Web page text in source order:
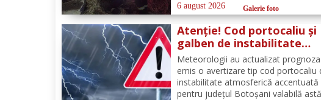
scurt timp, pompierii din cadrul
de Lucru Flămânzi, cu o
stingere și...
6 august 2026 Galerie foto
Atenție! Cod portocaliu și
galben de instabilitate
atmosferică pentru
Botoșani
Meteorologii au actualizat
emis o avertizare tip cod portocaliu
instabilitate atmosferică accentuată
pentru județul Botoșani valabilă